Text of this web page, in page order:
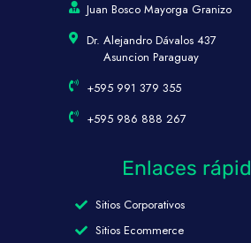
Juan Bosco Mayorga Granizo
Dr. Alejandro Dávalos 437
Asuncion Paraguay
+595 991 379 355
+595 986 888 267
Enlaces
Sitios Corporativos
Sitios Ecommerce